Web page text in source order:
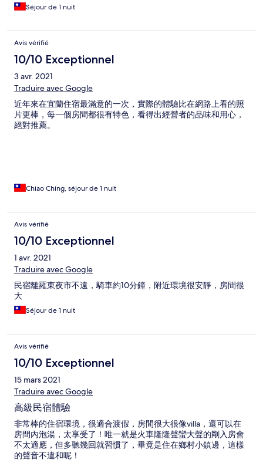
Séjour de 1 nuit
Avis vérifié
10/10 Exceptionnel
3 avr. 2021
Traduire avec Google
近年來在宜蘭住宿最滿意的一次，實際的體驗比在網路上看的照
片更棒，每一個房間都很有特色，看得出經營者的品味和用心，
絕對推薦。
Chiao Ching, séjour de 1 nuit
Avis vérifié
10/10 Exceptionnel
1 avr. 2021
Traduire avec Google
民宿離羅東夜市不遠，騎車約10分鐘，附近環境很安靜，房間很
大
Séjour de 1 nuit
Avis vérifié
10/10 Exceptionnel
15 mars 2021
Traduire avec Google
高級民宿體驗
非常棒的住宿環境，很適合渡假，房間很大很像villa，還可以在
房間內泡湯，太享受了！唯一就是火車隆隆聲蠻大聲的剛入房會
不太適應，但多聽幾回就習慣了，畢竟是住在鄉村小鎮邊，這樣
的聲音不違和呢！